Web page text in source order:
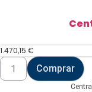
1.470,15 €
Central
intrusión
DAITEM
Comprar